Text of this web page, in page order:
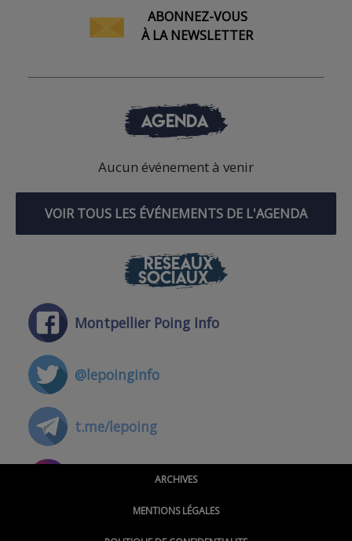
ABONNEZ-VOUS
À LA NEWSLETTER
AGENDA
Aucun événement à venir
VOIR TOUS LES ÉVÉNEMENTS DE L'AGENDA
RÉSEAUX
SOCIAUX
Montpellier Poing Info
@lepoinginfo
t.me/lepoing
@montpellierpoinginfo
ARCHIVES
MENTIONS LÉGALES